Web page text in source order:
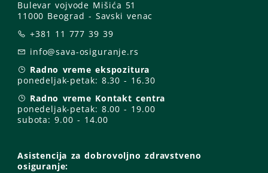
Bulevar vojvode Mišića 51
11000 Beograd - Savski venac
+381 11 777 39 39
info@sava-osiguranje.rs
Radno vreme ekspozitura
ponedeljak-petak: 8.30 - 16.30
Radno vreme Kontakt centra
ponedeljak-petak: 8.00 - 19.00
subota: 9.00 - 14.00
Asistencija za dobrovoljno zdravstveno
osiguranje: